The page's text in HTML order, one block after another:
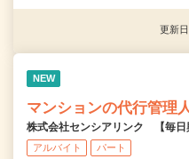
更新
NEW
マンションの代行管理
株式会社センシアリンク 【毎日
アルバイト パート